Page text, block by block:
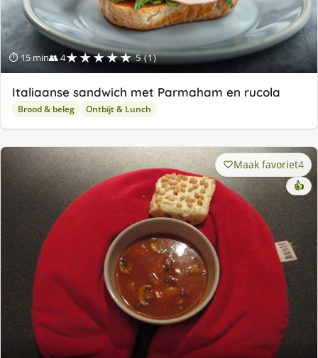
⏱ 15 min👥 4★★★★★ 5 (1)
Italiaanse sandwich met Parmaham en rucola
Brood & beleg Ontbijt & Lunch
Maak favoriet4
👍